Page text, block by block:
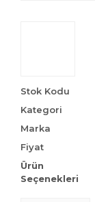
Stok Kodu
Kategori
Marka
Fiyat
Ürün
Seçenekleri